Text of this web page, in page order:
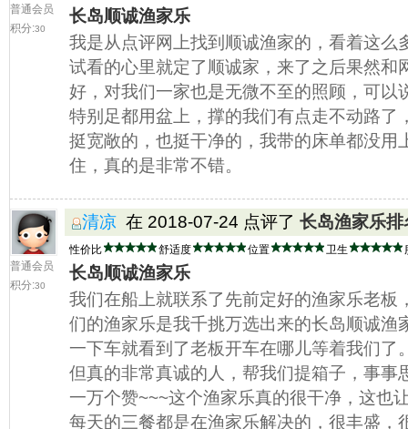
普通会员
积分:30
长岛顺诚渔家乐
我是从点评网上找到顺诚渔家的，看着这么
试看的心里就定了顺诚家，来了之后果然和
好，对我们一家也是无微不至的照顾，可以
特别足都用盆上，撑的我们有点走不动路了
挺宽敞的，也挺干净的，我带的床单都没用
住，真的是非常不错。
普通会员
积分:30
清凉 在 2018-07-24 点评了 长岛渔家乐排
性价比 舒适度 位置 卫生
长岛顺诚渔家乐
我们在船上就联系了先前定好的渔家乐老板
们的渔家乐是我千挑万选出来的长岛顺诚渔
一下车就看到了老板开车在哪儿等着我们了
但真的非常真诚的人，帮我们提箱子，事事
一万个赞~~~这个渔家乐真的很干净，这也
每天的三餐都是在渔家乐解决的，很丰盛，